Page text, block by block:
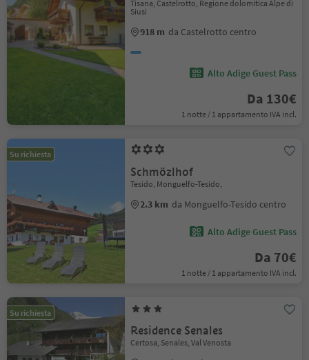
Tisana, Castelrotto, Regione dolomitica Alpe di
Siusi
918 m da Castelrotto centro
Alto Adige Guest Pass
Da 130€
1 notte / 1 appartamento IVA incl.
Su richiesta
Schmözlhof
Tesido, Monguelfo-Tesido,
2.3 km da Monguelfo-Tesido centro
Alto Adige Guest Pass
Da 70€
1 notte / 1 appartamento IVA incl.
Su richiesta
Residence Senales
Certosa, Senales, Val Venosta